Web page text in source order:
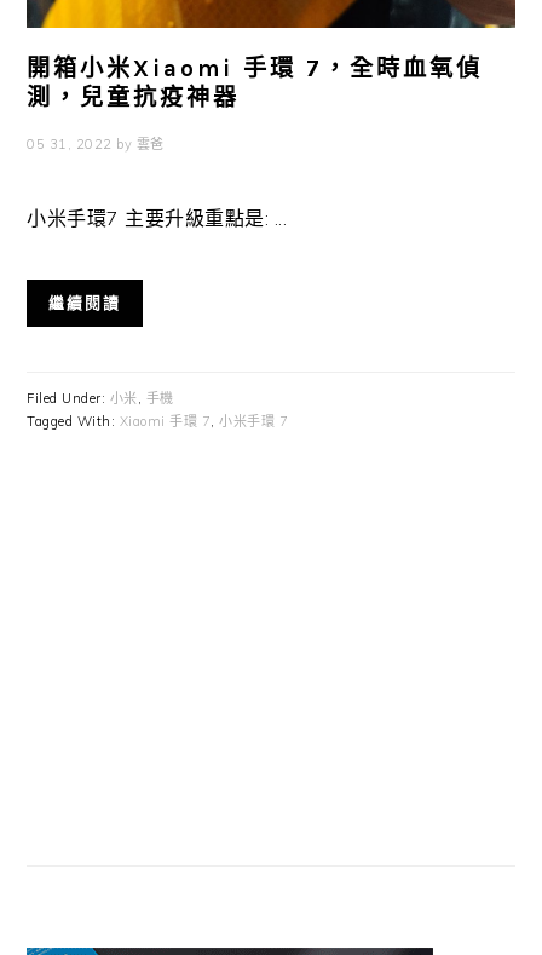
開箱小米Xiaomi 手環 7，全時血氧偵
測，兒童抗疫神器
05 31, 2022 by 雲爸
小米手環7 主要升級重點是: ...
繼續閱讀
Filed Under: 小米, 手機
Tagged With: Xiaomi 手環 7,小米手環 7